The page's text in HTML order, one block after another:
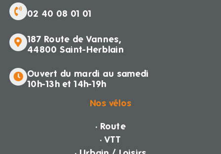
02 40 08 01 01
187 Route de Vannes,
44800 Saint-Herblain
Ouvert du mardi au samedi
10h-13h et 14h-19h
Nos vélos
· Route
· VTT